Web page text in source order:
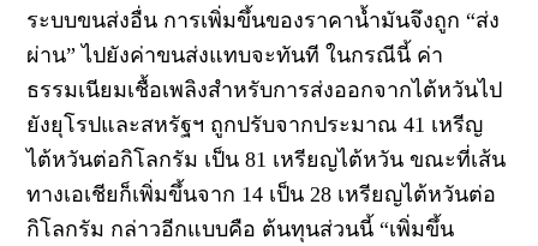
ระบบขนส่งอื่น การเพิ่มขึ้นของราคาน้ำมันจึงถูก “ส่ง
ผ่าน” ไปยังค่าขนส่งแทบจะทันที ในกรณีนี้ ค่า
ธรรมเนียมเชื้อเพลิงสำหรับการส่งออกจากไต้หวันไป
ยังยุโรปและสหรัฐฯ ถูกปรับจากประมาณ 41 เหรีญ
ไต้หวันต่อกิโลกรัม เป็น 81 เหรียญไต้หวัน ขณะที่เส้น
ทางเอเชียก็เพิ่มขึ้นจาก 14 เป็น 28 เหรียญไต้หวันต่อ
กิโลกรัม กล่าวอีกแบบคือ ต้นทุนส่วนนี้ “เพิ่มขึ้น